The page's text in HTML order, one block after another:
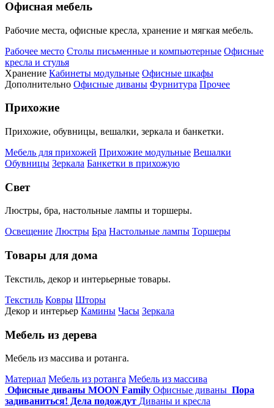
Офисная мебель
Рабочие места, офисные кресла, хранение и мягкая мебель.
Рабочее место Столы письменные и компьютерные Офисные
кресла и стулья
Хранение Кабинеты модульные Офисные шкафы
Дополнительно Офисные диваны Фурнитура Прочее
Прихожие
Прихожие, обувницы, вешалки, зеркала и банкетки.
Мебель для прихожей Прихожие модульные Вешалки
Обувницы Зеркала Банкетки в прихожую
Свет
Люстры, бра, настольные лампы и торшеры.
Освещение Люстры Бра Настольные лампы Торшеры
Товары для дома
Текстиль, декор и интерьерные товары.
Текстиль Ковры Шторы
Декор и интерьер Камины Часы Зеркала
Мебель из дерева
Мебель из массива и ротанга.
Материал Мебель из ротанга Мебель из массива
Офисные диваны MOON Family Офисные диваны Пора
задиваниться! Дела подождут Диваны и кресла